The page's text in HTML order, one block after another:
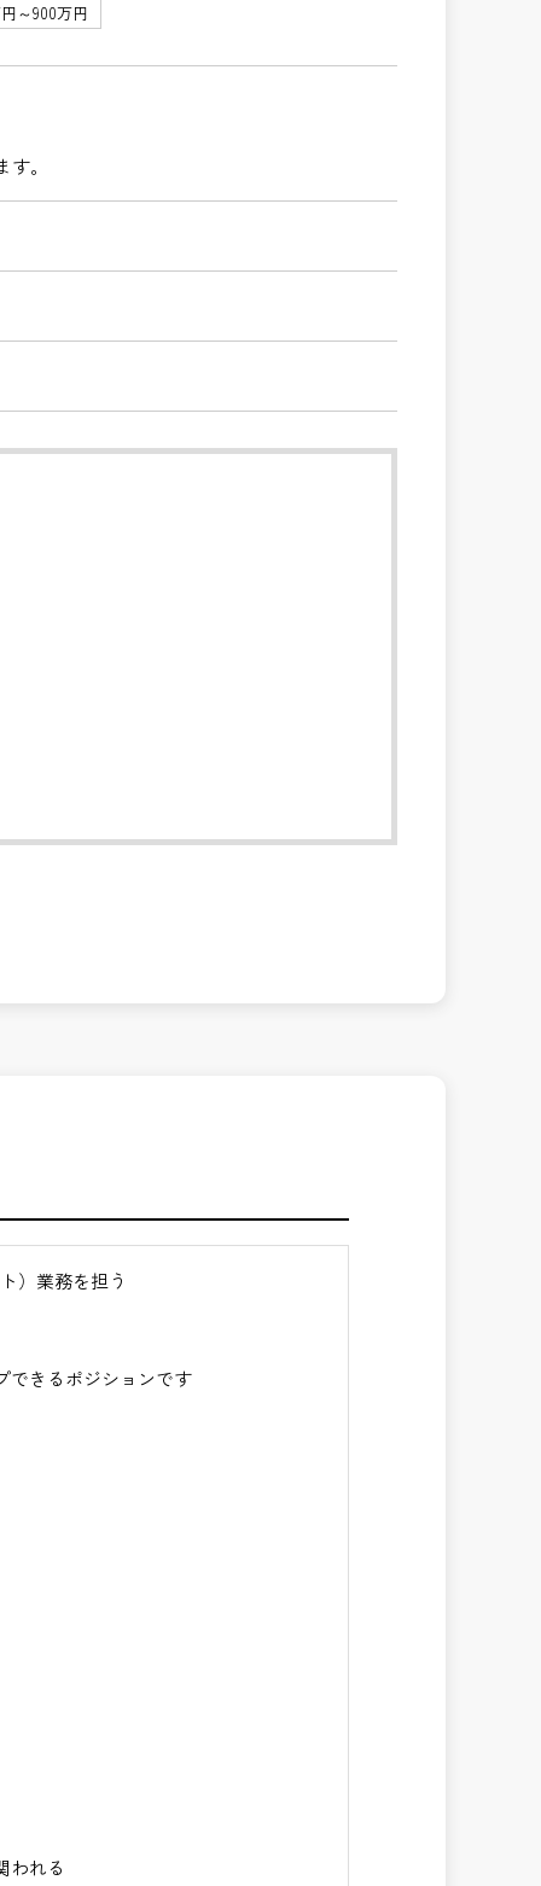
～900万円
。
）業務を担う
できるポジションです
われる